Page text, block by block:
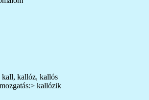
kall, kallóz, kallós
kallózik